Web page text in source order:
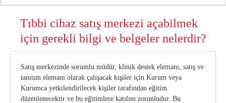
Tıbbi cihaz satış merkezi açabilmek
için gerekli bilgi ve belgeler nelerdir?
Satış merkezinde sorumlu müdür, klinik destek elemanı, satış ve
tanıtım elemanı olarak çalışacak kişiler için Kurum veya
Kurumca yetkilendirilecek kişiler tarafından eğitim
düzenlenecektir ve bu eğitimlere katılım zorunludur. Bu
Yönetim
Üyelerimiz
Üyelik
Genel Kurul
Tıbbi Cihaz Yönetmelikleri
Geri Ödeme Başvurusu
Güncel Sağlık Uygulama Tebliği (SUT)
Tıbbi Malzeme Geri Ödeme Esasları
Piyasa Gözetim Denetim Yönetmeliği
Eylem Planları
Tıbbi Cihaz Sektörü Strateji Önerisi
Pazar Araştırmaları
Üye Yükümlülükleri